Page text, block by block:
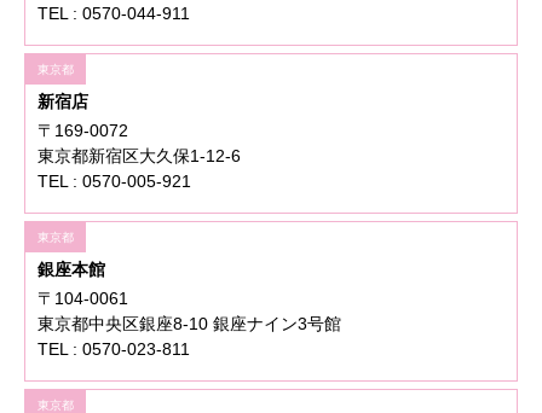
TEL : 0570-044-911
東京都
新宿店
〒169-0072
東京都新宿区大久保1-12-6
TEL : 0570-005-921
東京都
銀座本館
〒104-0061
東京都中央区銀座8-10 銀座ナイン3号館
TEL : 0570-023-811
東京都